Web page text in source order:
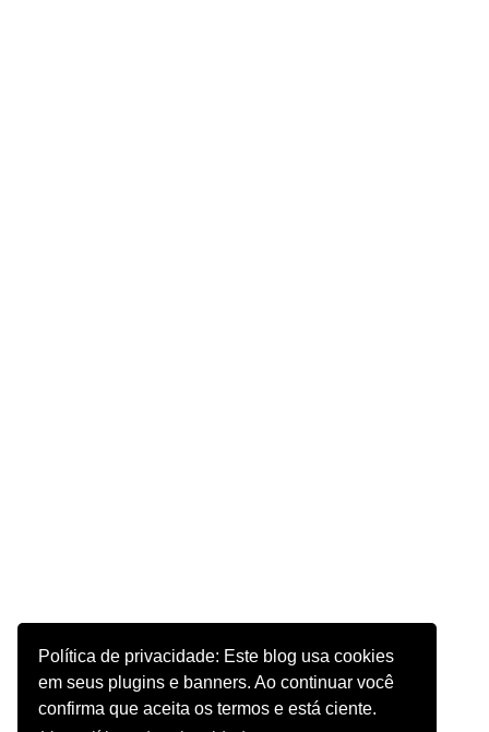
Política de privacidade: Este blog usa cookies
em seus plugins e banners. Ao continuar você
confirma que aceita os termos e está ciente.